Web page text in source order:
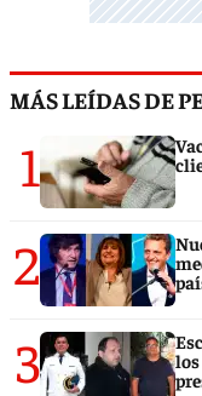
MÁS LEÍDAS DE
1
2
3